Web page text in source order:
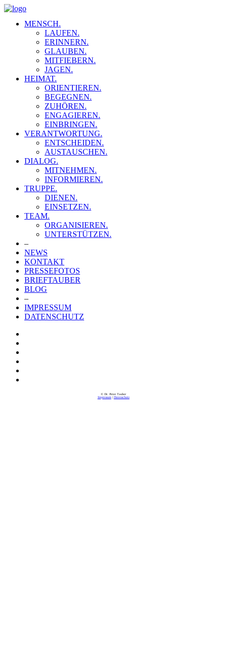
MENSCH.
LAUFEN.
ERINNERN.
GLAUBEN.
MITFIEBERN.
JAGEN.
HEIMAT.
ORIENTIEREN.
BEGEGNEN.
ZUHÖREN.
ENGAGIEREN.
EINBRINGEN.
VERANTWORTUNG.
ENTSCHEIDEN.
AUSTAUSCHEN.
DIALOG.
MITNEHMEN.
INFORMIEREN.
TRUPPE.
DIENEN.
EINSETZEN.
TEAM.
ORGANISIEREN.
UNTERSTÜTZEN.
–
NEWS
KONTAKT
PRESSEFOTOS
BRIEFTAUBER
BLOG
–
IMPRESSUM
DATENSCHUTZ
© Dr. Peter Tauber
Impressum| Datenschutz